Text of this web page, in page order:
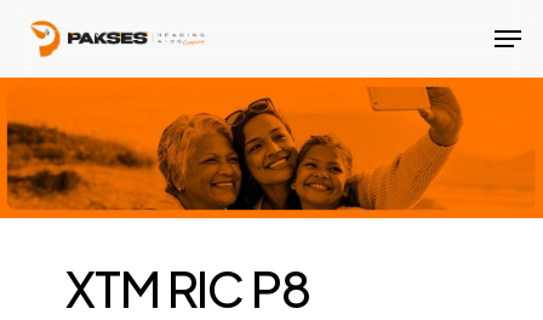
Skip
content
XTM RIC P8